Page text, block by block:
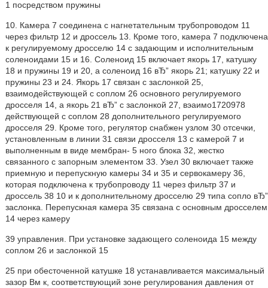
1 посредством пружины
10. Камера 7 соединена с нагнетательным трубопроводом 11
через фильтр 12 и дроссель 13. Кроме того, камера 7 подключена
к регулируемому дросселю 14 с задающим и исполнительным
соленоидами 15 и 16. Соленоид 15 включает якорь 17, катушку
18 и пружины 19 и 20, а соленоид 16 вЂ” якорь 21; катушку 22 и
пружины 23 и 24. Якорь 17 связан с заслонкой 25,
взаимодействующей с соплом 26 основного регулируемого
дросселя 14, а якорь 21 вЂ” с заслонкой 27, вэаимо1720978
действующей с соплом 28 дополнительного регулируемого
дросселя 29. Кроме того, регулятор снабжен узлом 30 отсечки,
установленным в линии 31 связи дросселя 13 с камерой 7 и
выполненным в виде мембран- 5 ного блока 32, жестко
связанного с запорным элементом 33. Узел 30 включает также
приемную и перепускную камеры 34 и 35 и сервокамеру 36,
которая подключена к трубопроводу 11 через фильтр 37 и
дроссель 38 10 и к дополнительному дросселю 29 типа сопло вЂ”
заслонка. Перепускная камера 35 связана с основным дросселем
14 через камеру
39 управления. При установке задающего соленоида 15 между
соплом 26 и заслонкой 15
25 при обесточенной катушке 18 устанавливается максимальный
зазор Вм к, соответствующий зоне регулирования давления от